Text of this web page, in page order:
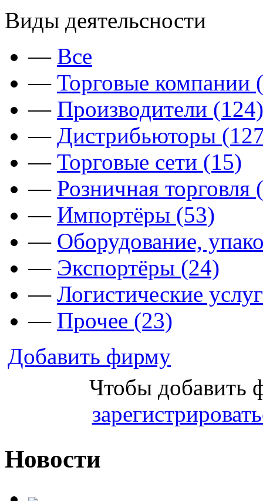
Виды деятельсности
— Все
— Торговые компании
— Производители (124)
— Дистрибьюторы
— Торговые сети (15)
— Розничная торговля
— Импортёры (53)
— Оборудование,
— Экспортёры (24)
— Логистические
— Прочее (23)
Добавить фирму
Чтобы добавить
Новости